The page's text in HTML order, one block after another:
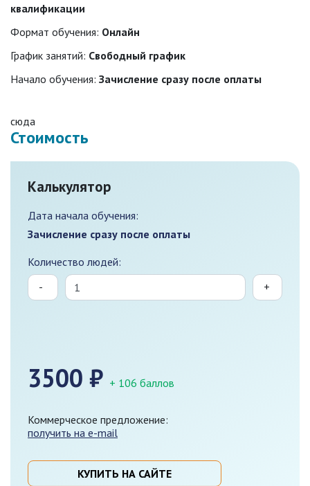
квалификации
Формат обучения: Онлайн
График занятий: Свободный график
Начало обучения: Зачисление сразу после оплаты
сюда
Стоимость
Калькулятор
Дата начала обучения:
Зачисление сразу после оплаты
Количество людей:
-
+
3500 ₽ + 106 баллов
Коммерческое предложение:
получить на e-mail
КУПИТЬ НА САЙТЕ